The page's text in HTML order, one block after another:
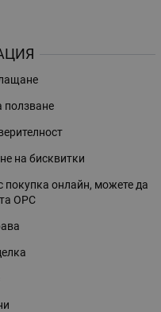
ползване
на бисквитки
покупка онлайн, можете да
ОРС